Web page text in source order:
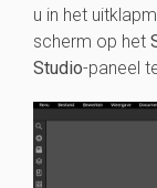
u in het
scherm op het
Studio-paneel